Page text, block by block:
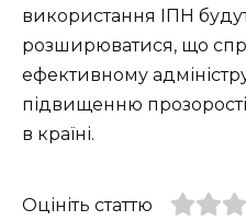
використання ІПН
розширюватися, що
ефективному
підвищенню прозорості
в країні.
Оцініть статтю